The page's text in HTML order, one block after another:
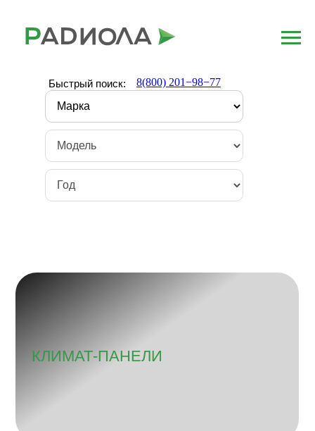
Быстрый поиск: 8(800) 201−98−77
КЛИМАТ-ПАНЕЛИ